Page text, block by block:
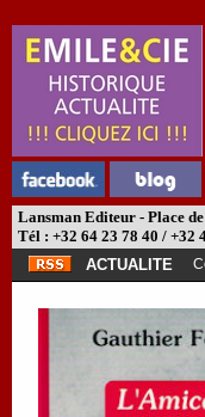
Lansman Editeur - Place
Tél : +32 64 23 78 40 / +32
ACTUALITE